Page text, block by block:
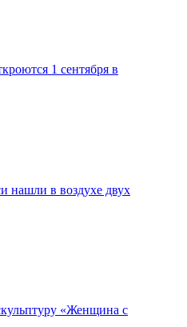
1 сентября в
нашли в воздухе двух
«Женщина с